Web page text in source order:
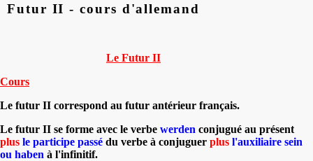
Futur II - cours d'allemand
Le Futur II
Cours
Le futur II correspond au futur antérieur français.
Le futur II se forme avec le verbe werden conjugué au présent
plus le participe passé du verbe à conjuguer plus l'auxiliaire sein
ou haben à l'infinitif.